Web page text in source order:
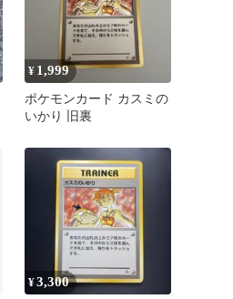
¥ 1,999
ポケモンカード カスミの
いかり 旧裏
¥3,300